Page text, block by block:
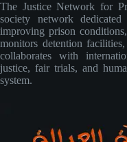
The Justice Network for
society network
improving prison
monitors detention
collaborates with
justice, fair trials, and
system.